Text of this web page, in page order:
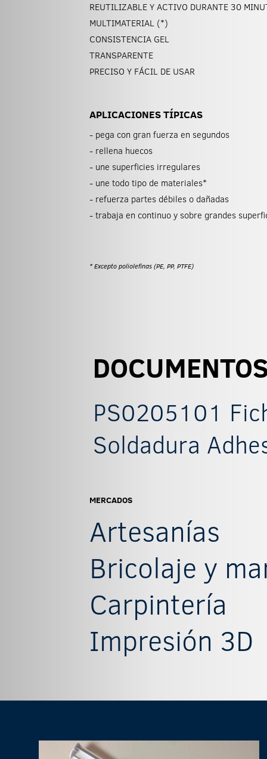
REUTILIZABLE Y ACTIVO DURANTE 30
MULTIMATERIAL (*)
CONSISTENCIA GEL
TRANSPARENTE
PRECISO Y FÁCIL DE USAR
APLICACIONES TÍPICAS
- pega con gran fuerza en segundos
- rellena huecos
- une superficies irregulares
- une todo tipo de materiales*
- refuerza partes débiles o dañadas
- trabaja en continuo y sobre grandes
* Excepto poliolefinas (PE, PP, PTFE)
PS0205101
Soldadura
MERCADOS
Artesanías
Bricolaje y
Carpintería
Impresión 3D